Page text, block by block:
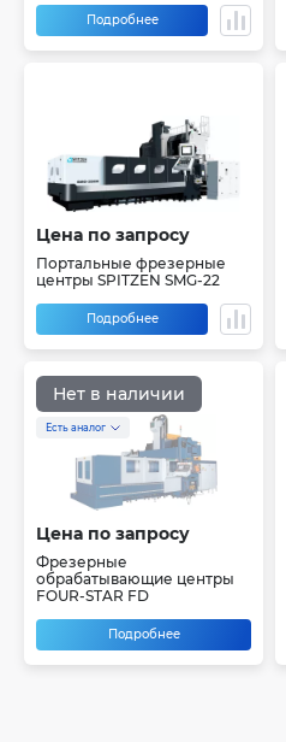
Подробнее
Цена по запросу
Портальные фрезерные
центры SPITZEN SMG-22
Подробнее
Нет в наличии
Есть аналог
Цена по запросу
Фрезерные
обрабатывающие центры
FOUR-STAR FD
Подробнее